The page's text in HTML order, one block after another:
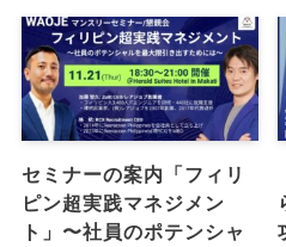
セミナーの案内「フィリ
ピン超実践マネジメン
ト」〜社員のポテンシャ